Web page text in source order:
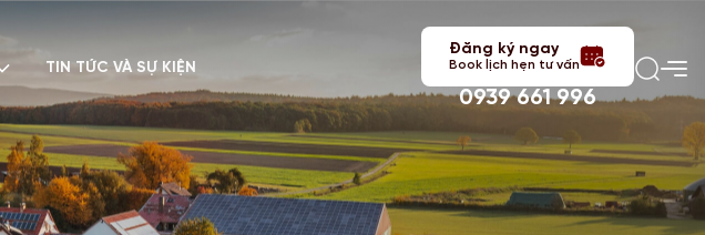
TIN TỨC VÀ SỰ KIỆN
Đăng ký ngay
Book lịch hẹn tư vấn
0939 661 996